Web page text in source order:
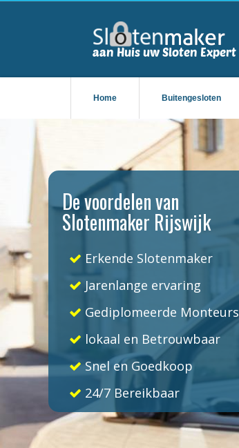
Home Buitengesloten
De voordelen van
Slotenmaker Rijswijk
Erkende Slotenmaker
Jarenlange ervaring
Gediplomeerde Monteurs
lokaal en Betrouwbaar
Snel en Goedkoop
24/7 Bereikbaar